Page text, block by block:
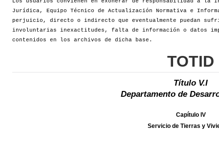
Jurídica, Equipo Técnico de Actualización Normativa e
perjuicio, directo o indirecto que eventualmente puedan
involuntarias inexactitudes, falta de información o datos
contenidos en los archivos de dicha base.
TOTID
Título V.I
Departamento de
Capítulo IV
Servicio de Tierras y